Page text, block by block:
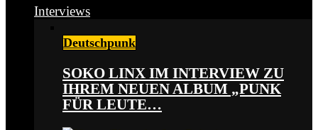
Interviews
Deutschpunk
SOKO LINX IM INTERVIEW ZU
IHREM NEUEN ALBUM „PUNK
FÜR LEUTE…